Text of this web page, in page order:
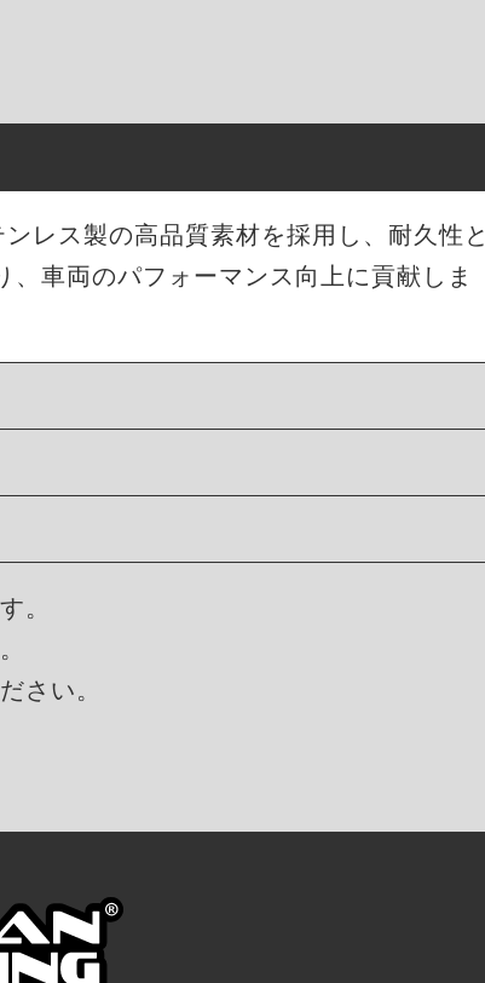
レス製の高品質素材を採用し、耐久性と
車両のパフォーマンス向上に貢献しま
。
さい。